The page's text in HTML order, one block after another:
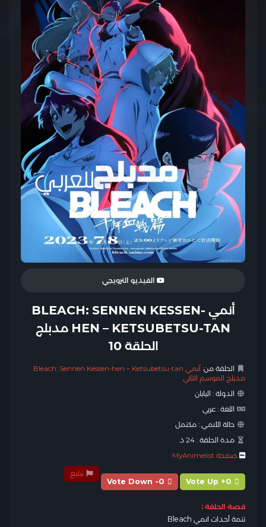
الفيديو الترويجي
أنمي BLEACH: SENNEN KESSEN-
HEN – KETSUBETSU-TAN مدبلج
الحلقة 10
الحلقة من:
أنمي Bleach: Sennen Kessen-hen – Ketsubetsu-tan
مدبلج الموسم الثاني
الدولة : اليابان
اللغة :عربي
حالة الأنمي :مكتمل
مدة الحلقة :24 د.
صفحة MyAnimelist
Vote Up +0
Vote Down -0
تبليغ
قصة الحلقة :
تتمة أحداث انمي Bleach